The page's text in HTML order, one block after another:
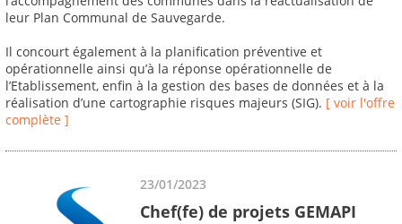
leur Plan Communal de Sauvegarde.
Il concourt également à la planification préventive et
opérationnelle ainsi qu’à la réponse opérationnelle de
l’Etablissement, enfin à la gestion des bases de données et à la
réalisation d’une cartographie risques majeurs (SIG). [ voir l'offre
complète ]
23/01/2023
Chef(fe) de projets GEMAPI